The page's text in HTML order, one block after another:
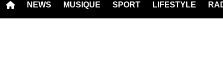
NEWS MUSIQUE SPORT LIFESTYLE